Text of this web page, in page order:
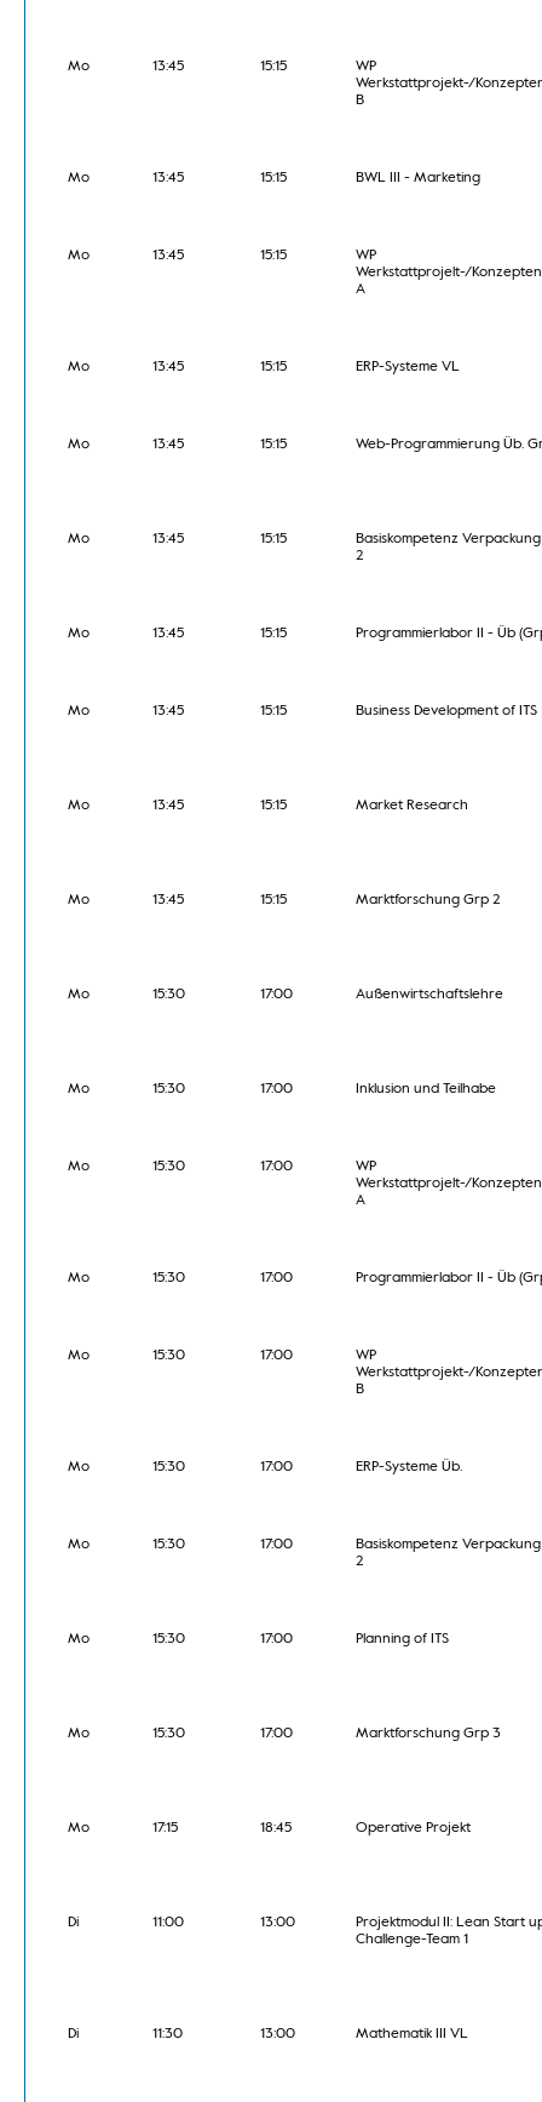
Mo 13:45 15:15
WP
Werkstattprojekt-/
B
Mo 13:45 15:15 BWL III - Marketing
Mo 13:45 15:15
WP
Werkstattprojelt-/
A
Mo 13:45 15:15 ERP-Systeme VL
Mo 13:45 15:15 Web-Programmierung Üb.
Mo 13:45 15:15
Basiskompetenz
2
Mo 13:45 15:15 Programmierlabor II - Üb
Mo 13:45 15:15 Business Development of ITS
Mo 13:45 15:15 Market Research
Mo 13:45 15:15 Marktforschung Grp 2
Mo 15:30 17:00 Außenwirtschaftslehre
Mo 15:30 17:00 Inklusion und Teilhabe
Mo 15:30 17:00
WP
Werkstattprojelt-/
A
Mo 15:30 17:00 Programmierlabor II - Üb
Mo 15:30 17:00
WP
Werkstattprojekt-/
B
Mo 15:30 17:00 ERP-Systeme Üb.
Mo 15:30 17:00
Basiskompetenz
2
Mo 15:30 17:00 Planning of ITS
Mo 15:30 17:00 Marktforschung Grp 3
Mo 17:15 18:45 Operative Projekt
Di 11:00 13:00
Projektmodul II: Lean Start
Challenge-Team 1
Di 11:30 13:00 Mathematik III VL